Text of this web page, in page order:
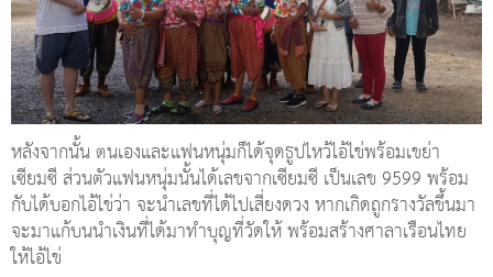
หลังจากนั้น ตนเองและแฟนหนุ่มก็ได้จุดธูปไหว้ไอ้ไข่พร้อมเขย่า
เซียมซี ส่วนตัวแฟนหนุ่มนั้นได้เลขจากเซียมซี เป็นเลข 9599 พร้อม
กับได้บอกไอ้ไข่ว่า จะนำเลขที่ได้ไปเสี่ยงดวง หากเกิดถูกรางวัลขึ้นมา
จะมาแก้บนนำเงินที่ได้มาทำบุญที่วัดให้ พร้อมสร้างศาลาเรือนไทย
ให้ไอ้ไข่